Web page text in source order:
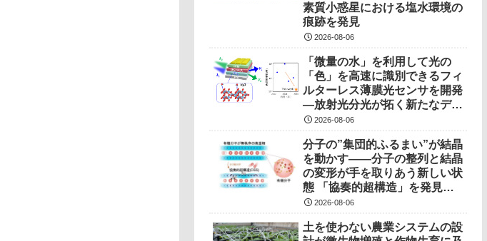
素質小惑星における塩水環境の
痕跡を発見
2026-08-06
「微量の水」を利用して光の
「色」を高速に識別できるフィ
ルターレス薄膜光センサを開発
―放射光分光が拓く新たなデバ
イス駆動原理―
2026-08-06
分子の”集団的ふるまい”が結晶
を動かす――分子の整列と結晶
の変形が手を取りあう新しい状
態 「協奏的超構造」を発見
――2026-08-06
土を使わない農業システムの設